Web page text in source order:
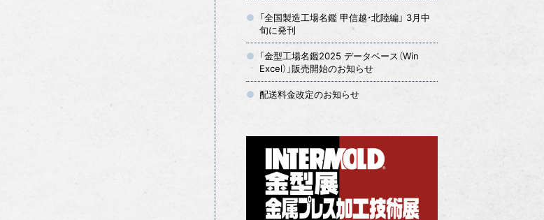
「全国製造工場名鑑 甲信越・北陸編」 3月中
旬に発刊
「金型工場名鑑2025 データベース（Win
Excel）」販売開始のお知らせ
配送料金改定のお知らせ